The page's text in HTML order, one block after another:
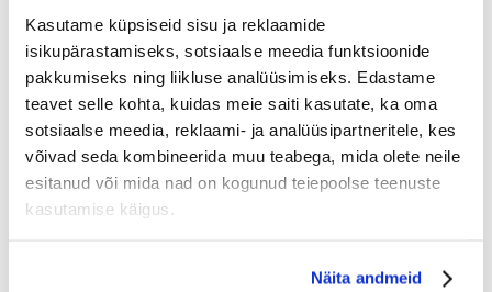
Kasutame küpsiseid sisu ja reklaamide
isikupärastamiseks, sotsiaalse meedia funktsioonide
pakkumiseks ning liikluse analüüsimiseks. Edastame
teavet selle kohta, kuidas meie saiti kasutate, ka oma
sotsiaalse meedia, reklaami- ja analüüsipartneritele, kes
võivad seda kombineerida muu teabega, mida olete neile
esitanud või mida nad on kogunud teiepoolse teenuste
kasutamise käigus.
Näita andmeid
(12.6 kmsinuni)
Kalluriga transport al:
49.0 €
Esimene vaba aeg :
10 august 2026
0 €
Hinnad sisaldavad käibemaksu.